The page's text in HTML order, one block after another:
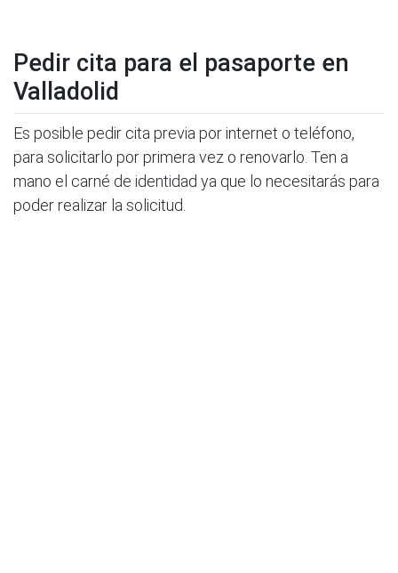
Pedir cita para el pasaporte en
Valladolid
Es posible pedir cita previa por internet o teléfono,
para solicitarlo por primera vez o renovarlo. Ten a
mano el carné de identidad ya que lo necesitarás para
poder realizar la solicitud.